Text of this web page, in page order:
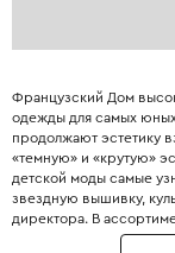
Французский Дом
одежды для самых
продолжают эстетику
«темную» и «крутую»
детской моды самые
звездную вышивку,
директора. В
трикотажные вещи,